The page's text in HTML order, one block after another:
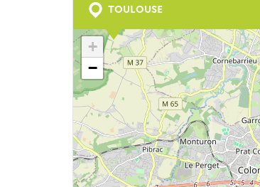
TOULOUSE
+
−